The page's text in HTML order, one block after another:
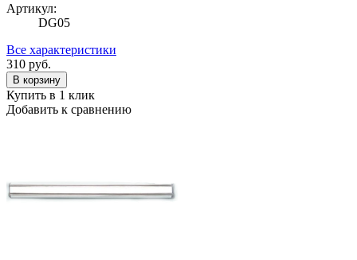
Артикул:
DG05
Все характеристики
310 руб.
В корзину
Купить в 1 клик
Добавить к сравнению